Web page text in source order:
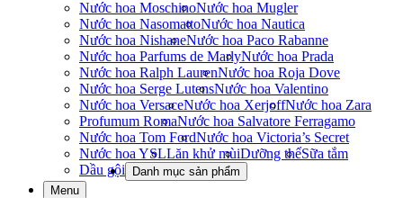
Nước hoa MoschinoNước hoa Mugler
Nước hoa NasomattoNước hoa Nautica
Nước hoa NishaneNước hoa Paco Rabanne
Nước hoa Parfums de MarlyNước hoa Prada
Nước hoa Ralph LaurenNước hoa Roja Dove
Nước hoa Serge LutensNước hoa Valentino
Nước hoa VersaceNước hoa XerjoffNước hoa Zara
Profumum RomaNước hoa Salvatore Ferragamo
Nước hoa Tom FordNước hoa Victoria’s Secret
Nước hoa YSLLăn khử mùiDưỡng thểSữa tắm
Dầu gội
Danh mục sản phẩm
Menu